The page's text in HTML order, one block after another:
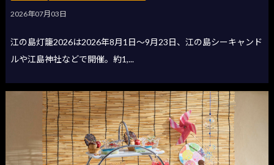
2026年07月03日
江の島灯籠2026は2026年8月1日〜9月23日、江の島シーキャンド
ルや江島神社などで開催。約1,...